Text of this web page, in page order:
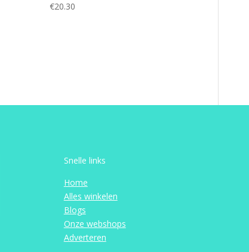
€20.30
Snelle links
Home
Alles winkelen
Blogs
Onze webshops
Adverteren